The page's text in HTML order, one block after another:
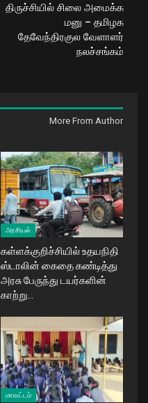
திருச்சியில் சிலை அமைக்க
மனு – தமிழக
தேவேந்திரகுல வேளாளர்
நலச்சங்கம்
More From Author
அரசியல்
கள்ளக்குறிச்சியில் உதயநிதி
ஸ்டாலின் கைதை கண்டித்து
அரசு பேருந்து டயர்களின்
காற்று…
மாவட்டம்